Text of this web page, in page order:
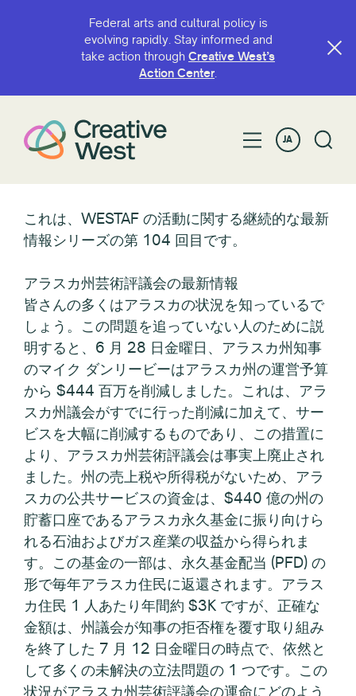
Federal arts and cultural policy is
evolving rapidly. Stay informed and
take action through Creative West’s
Action Center.
JA
これは、WESTAF の活動に関する継続的な最新
情報シリーズの第 104 回目です。
アラスカ州芸術評議会の最新情報
皆さんの多くはアラスカの状況を知っているで
しょう。この問題を追っていない人のために説
明すると、6 月 28 日金曜日、アラスカ州知事
のマイク ダンリービーはアラスカ州の運営予算
から $444 百万を削減しました。これは、アラ
スカ州議会がすでに行った削減に加えて、サー
ビスを大幅に削減するものであり、この措置に
より、アラスカ州芸術評議会は事実上廃止され
ました。州の売上税や所得税がないため、アラ
スカの公共サービスの資金は、$440 億の州の
貯蓄口座であるアラスカ永久基金に振り向けら
れる石油およびガス産業の収益から得られま
す。この基金の一部は、永久基金配当 (PFD) の
形で毎年アラスカ住民に返還されます。アラス
カ住民 1 人あたり年間約 $3K ですが、正確な
金額は、州議会が知事の拒否権を覆す取り組み
を終了した 7 月 12 日金曜日の時点で、依然と
して多くの未解決の立法問題の 1 つです。この
状況がアラスカ州芸術評議会の運命にどのよう